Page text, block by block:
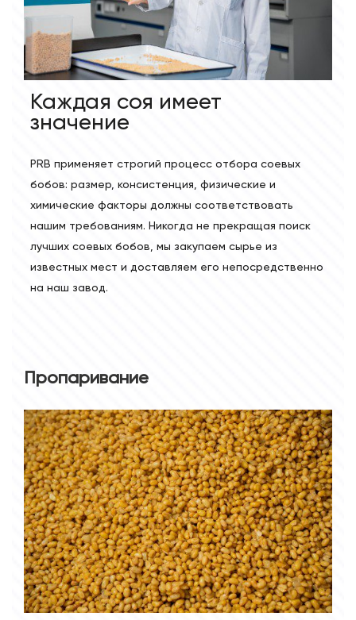
Каждая соя имеет
значение
PRB применяет строгий процесс отбора соевых
бобов: размер, консистенция, физические и
химические факторы должны соответствовать
нашим требованиям. Никогда не прекращая поиск
лучших соевых бобов, мы закупаем сырье из
известных мест и доставляем его непосредственно
на наш завод.
Пропаривание